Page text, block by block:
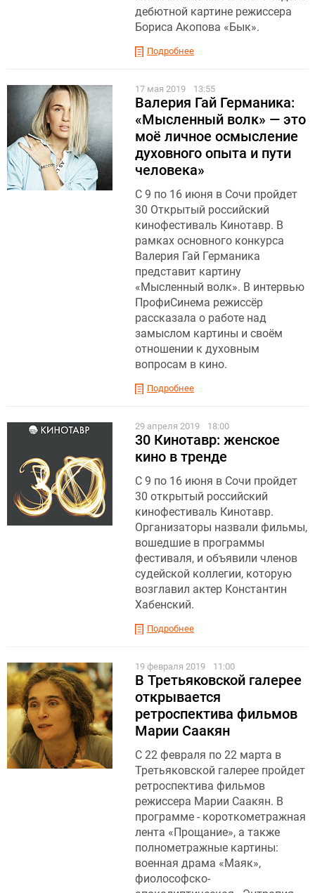
дебютной картине режиссера
Бориса Акопова «Бык».
Подробнее
17 мая 2019 13:55
Валерия Гай Германика:
«Мысленный волк» — это
моё личное осмысление
духовного опыта и пути
человека»
С 9 по 16 июня в Сочи пройдет
30 Открытый российский
кинофестиваль Кинотавр. В
рамках основного конкурса
Валерия Гай Германика
представит картину
«Мысленный волк». В интервью
ПрофиСинема режиссёр
рассказала о работе над
замыслом картины и своём
отношении к духовным
вопросам в кино.
Подробнее
29 апреля 2019 18:00
30 Кинотавр: женское
кино в тренде
С 9 по 16 июня в Сочи пройдет
30 открытый российский
кинофестиваль Кинотавр.
Организаторы назвали фильмы,
вошедшие в программы
фестиваля, и объявили членов
судейской коллегии, которую
возглавил актер Константин
Хабенский.
Подробнее
19 февраля 2019 11:00
В Третьяковской галерее
открывается
ретроспектива фильмов
Марии Саакян
С 22 февраля по 22 марта в
Третьяковской галерее пройдет
ретроспектива фильмов
режиссера Марии Саакян. В
программе - короткометражная
лента «Прощание», а также
полнометражные картины:
военная драма «Маяк»,
фиолософско-